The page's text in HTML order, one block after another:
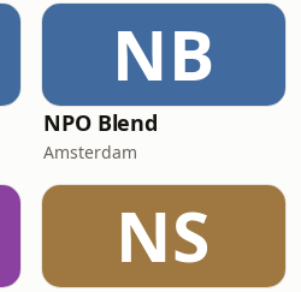
NB
NPO Blend
Amsterdam
NS